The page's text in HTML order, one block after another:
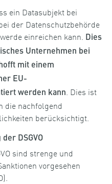
ein Datasubjekt bei
der Datenschutzbehörde
einreichen kann. Dies
Unternehmen bei
mit einem
EU-
werden kann. Dies ist
die nachfolgend
berücksichtigt.
DSGVO
sind strenge und
vorgesehen